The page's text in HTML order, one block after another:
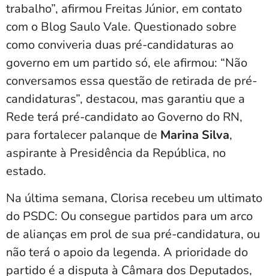
trabalho”, afirmou Freitas Júnior, em contato
com o Blog Saulo Vale. Questionado sobre
como conviveria duas pré-candidaturas ao
governo em um partido só, ele afirmou: “Não
conversamos essa questão de retirada de pré-
candidaturas”, destacou, mas garantiu que a
Rede terá pré-candidato ao Governo do RN,
para fortalecer palanque de Marina Silva,
aspirante à Presidência da República, no
estado.
Na última semana, Clorisa recebeu um ultimato
do PSDC: Ou consegue partidos para um arco
de alianças em prol de sua pré-candidatura, ou
não terá o apoio da legenda. A prioridade do
partido é a disputa à Câmara dos Deputados,